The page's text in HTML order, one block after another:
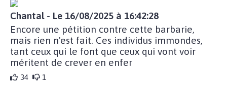
Chantal - Le 16/08/2025 à 16:42:28
Encore une pétition contre cette barbarie,
mais rien n'est fait. Ces individus immondes,
tant ceux qui le font que ceux qui vont voir
méritent de crever en enfer
34 1